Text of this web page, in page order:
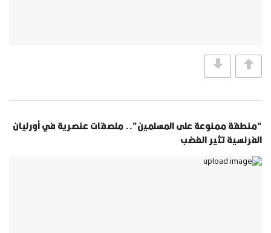
“منطقة ممنوعة على المسلمين”.. ملصقات عنصرية في أورليان
الفرنسية تثير الغضب